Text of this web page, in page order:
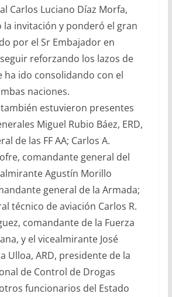
Carlos Luciano Díaz Morfa,
la invitación y ponderó el gran
por el Sr Embajador en
reforzando los lazos de
ha ido consolidando con el
naciones.
estuvieron presentes
Miguel Rubio Báez, ERD,
de las FF AA; Carlos A.
comandante general del
Agustín Morillo
general de la Armada;
técnico de aviación Carlos R.
comandante de la Fuerza
y el vicealmirante José
Ulloa, ARD, presidente de la
de Control de Drogas
funcionarios del Estado